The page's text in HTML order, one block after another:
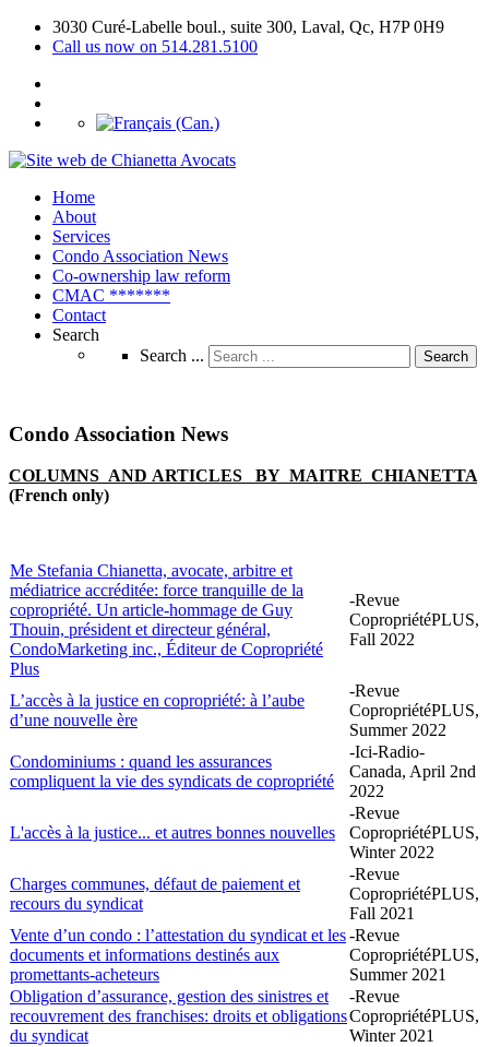
3030 Curé-Labelle boul., suite 300, Laval, Qc, H7P 0H9
Call us now on 514.281.5100
Home
About
Services
Condo Association News
Co-ownership law reform
CMAC *******
Contact
Search
Search ...
Search
Condo Association News
COLUMNS AND ARTICLES BY MAITRE CHIANETTA
(French only)
Me Stefania Chianetta, avocate, arbitre et
médiatrice accréditée: force tranquille de la
copropriété. Un article-hommage de Guy
Thouin, président et directeur général,
CondoMarketing inc., Éditeur de Copropriété
Plus
-Revue
CopropriétéPLUS,
Fall 2022
L’accès à la justice en copropriété: à l’aube
d’une nouvelle ère
-Revue
CopropriétéPLUS,
Summer 2022
Condominiums : quand les assurances
compliquent la vie des syndicats de copropriété
-Ici-Radio-
Canada, April 2nd
2022
L'accès à la justice... et autres bonnes nouvelles
-Revue
CopropriétéPLUS,
Winter 2022
Charges communes, défaut de paiement et
recours du syndicat
-Revue
CopropriétéPLUS,
Fall 2021
Vente d’un condo : l’attestation du syndicat et les
documents et informations destinés aux
promettants-acheteurs
-Revue
CopropriétéPLUS,
Summer 2021
Obligation d’assurance, gestion des sinistres et
recouvrement des franchises: droits et obligations
du syndicat
-Revue
CopropriétéPLUS,
Winter 2021